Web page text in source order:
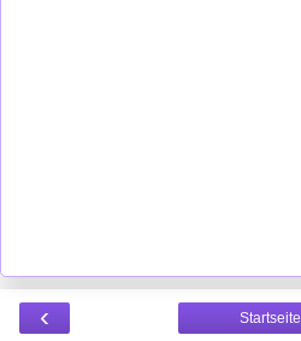
‹ Startseite